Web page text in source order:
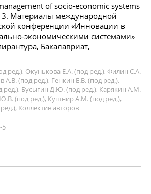
of socio-economic systems
3. Материалы международной
конференции «Инновации в
экономическими системами»
Бакалавриат,
ред.), Окунькова Е.А. (под ред.), Филин С.А.
А.В. (под ред.), Генкин Е.В. (под ред.),
ред.), Бусыгин Д.Ю. (под ред.), Карякин А.М.
(под ред.), Кушнир А.М. (под ред.),
Коллектив авторов
5